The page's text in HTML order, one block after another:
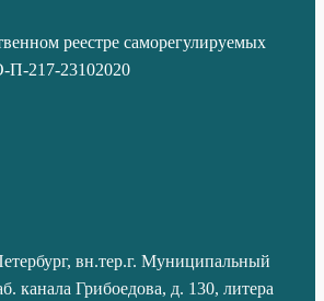
реестре саморегулируемых
П-217-23102020
вн.тер.г. Муниципальный
канала Грибоедова, д. 130, литера